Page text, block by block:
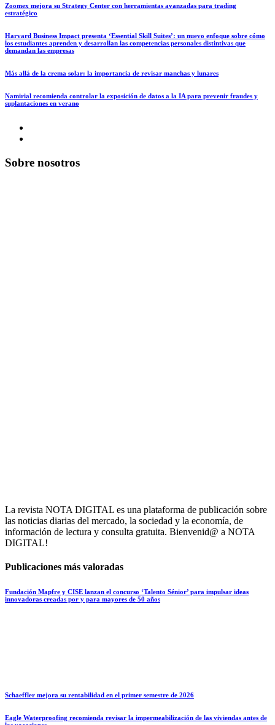
Zoomex mejora su Strategy Center con herramientas avanzadas para trading
estratégico
Harvard Business Impact presenta ‘Essential Skill Suites’: un nuevo enfoque sobre cómo
los estudiantes aprenden y desarrollan las competencias personales distintivas que
demandan las empresas
Más allá de la crema solar: la importancia de revisar manchas y lunares
Namirial recomienda controlar la exposición de datos a la IA para prevenir fraudes y
suplantaciones en verano
Sobre nosotros
La revista NOTA DIGITAL es una plataforma de publicación sobre
las noticias diarias del mercado, la sociedad y la economía, de
información de lectura y consulta gratuita. Bienvenid@ a NOTA
DIGITAL!
Publicaciones más valoradas
Fundación Mapfre y CISE lanzan el concurso ‘Talento Sénior’ para impulsar ideas
innovadoras creadas por y para mayores de 50 años
Schaeffler mejora su rentabilidad en el primer semestre de 2026
Eagle Waterproofing recomienda revisar la impermeabilización de las viviendas antes de